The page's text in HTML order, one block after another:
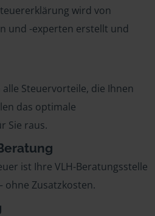
wird von
und -experten erstellt und
Steuervorteile, die Ihnen
das optimale
Sie raus.
ist Ihre VLH-Beratungsstelle
ohne Zusatzkosten.